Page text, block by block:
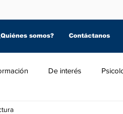
somos? Contáctanos
De interés